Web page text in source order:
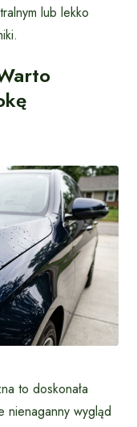
lub lekko
to doskonała
nienaganny wygląd